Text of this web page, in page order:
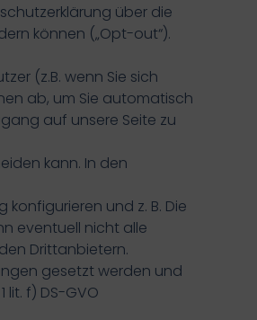
über die
können („Opt-out“).
(z.B. wenn Sie sich
ab, um Sie automatisch
auf unsere Seite zu
kann. In den
und z. B. Die
eventuell nicht alle
Drittanbietern.
gesetzt werden und
f) DS-GVO